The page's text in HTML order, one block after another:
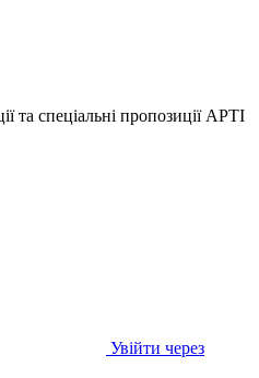
та спеціальні пропозиції АРТІ
Увійти через